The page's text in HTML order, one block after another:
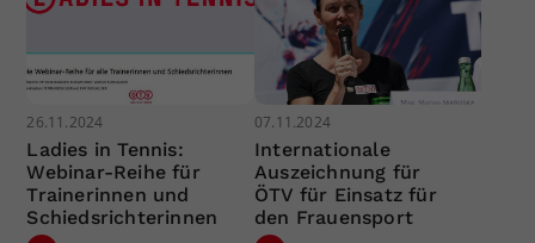
26.11.2024
Ladies in Tennis:
Webinar-Reihe für
Trainerinnen und
Schiedsrichterinnen
07.11.2024
Internationale
Auszeichnung für
ÖTV für Einsatz für
den Frauensport